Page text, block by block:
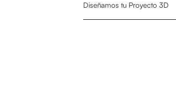
Diseñamos tu Proyecto 3D